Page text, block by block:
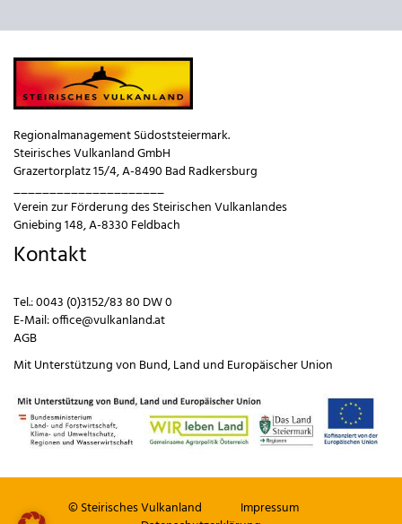
Regionalmanagement Südoststeiermark.
Steirisches Vulkanland GmbH
Grazertorplatz 15/4, A-8490 Bad Radkersburg
_____________________
Verein zur Förderung des Steirischen Vulkanlandes
Gniebing 148, A-8330 Feldbach
Kontakt
Tel.:0043 (0)3152/83 80 DW 0
E-Mail:office@vulkanland.at
AGB
Mit Unterstützung von Bund,Land und Europäischer Union
© Steirisches Vulkanland
Impressum